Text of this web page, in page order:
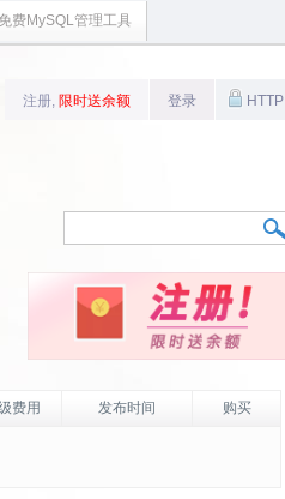
费MySQL管理工具
注册, 限时送余额 登录 HTTP
费用 发布时间 购买